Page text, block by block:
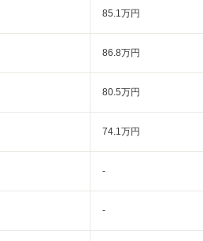
85.1万円
86.8万円
80.5万円
74.1万円
-
-